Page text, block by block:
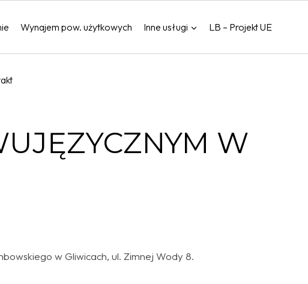
Wynajem pow. użytkowych Inne usługi LB – Projekt UE
W
w Gliwicach, ul. Zimnej Wody 8.